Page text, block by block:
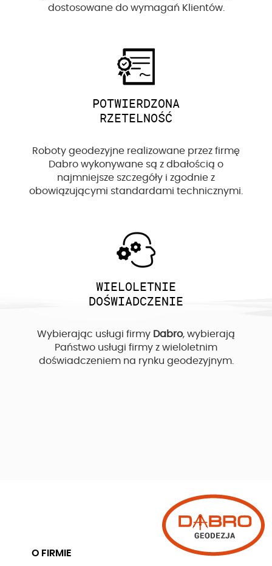
dostosowane do wymagań Klientów.
POTWIERDZONA
RZETELNOŚĆ
Roboty geodezyjne realizowane przez firmę
Dabro wykonywane są z dbałością o
najmniejsze szczegóły i zgodnie z
obowiązującymi standardami technicznymi.
WIELOLETNIE
DOŚWIADCZENIE
Wybierając usługi firmy Dabro, wybierają
Państwo usługi firmy z wieloletnim
doświadczeniem na rynku geodezyjnym.
O FIRMIE